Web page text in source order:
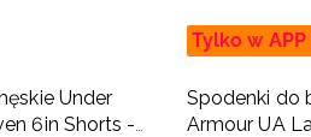
Under
6in Shorts -
Tylko w APP
Spodenki do
Armour UA